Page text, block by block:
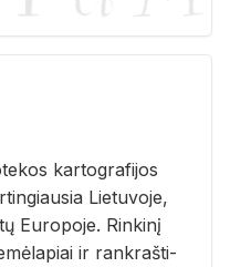
kar­to­gra­fi­jos
Lie­tu­vo­je,
Eu­ro­po­je. Rin­ki­nį
ir rank­raš­ti­